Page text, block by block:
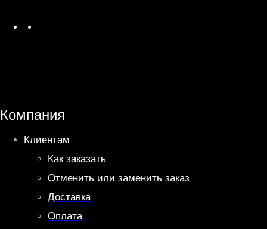
A
p
r
m
Компания
Клиентам
Как заказать
Отменить или заменить заказ
Доставка
Оплата